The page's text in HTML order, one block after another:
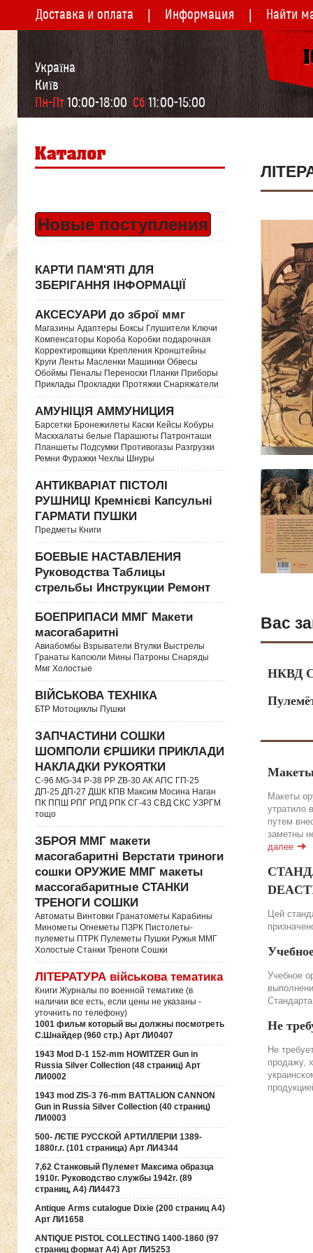
Доставка и оплата Информация Найти
Україна
Київ
Пн-Пт 10:00-18:00 Сб 11:00-15:00
Новые поступления
КАРТИ ПАМ'ЯТІ ДЛЯ
ЗБЕРІГАННЯ ІНФОРМАЦІЇ
АКСЕСУАРИ до зброї ммг
Магазины Адаптеры Боксы Глушители Ключи
Компенсаторы Короба Коробки подарочная
Корректировщики Крепления Кронштейны
Круги Ленты Масленки Машинки Обвесы
Обоймы Пеналы Переноски Планки Приборы
Приклады Прокладки Протяжки Снаряжатели
АМУНІЦІЯ АММУНИЦИЯ
Барсетки Бронежилеты Каски Кейсы Кобуры
Маскхалаты белые Парашюты Патронташи
Планшеты Подсумки Противогазы Разгрузки
Ремни Фуражки Чехлы Шнуры
АНТИКВАРІАТ ПІСТОЛІ
РУШНИЦІ Кремнієві Капсульні
ГАРМАТИ ПУШКИ
Предметы Книги
БОЕВЫЕ НАСТАВЛЕНИЯ
Руководства Таблицы
стрельбы Инструкции Ремонт
БОЕПРИПАСИ ММГ Макети
масогабаритні
Авиабомбы Взрыватели Втулки Выстрелы
Гранаты Капсюли Мины Патроны Снаряды
Ммг Холостые
ВІЙСЬКОВА ТЕХНІКА
БТР Мотоциклы Пушки
ЗАПЧАСТИНИ СОШКИ
ШОМПОЛИ ЄРШИКИ ПРИКЛАДИ
НАКЛАДКИ РУКОЯТКИ
C-96 MG-34 P-38 PP ZB-30 АК АПС ГП-25
ДП-25 ДП-27 ДШК КПВ Максим Мосина Наган
ПК ППШ РПГ РПД РПК СГ-43 СВД CКС УЗРГМ
тощо
ЗБРОЯ ММГ макети
масогабаритні Верстати триноги
сошки ОРУЖИЕ ММГ макеты
массогабаритные СТАНКИ
ТРЕНОГИ СОШКИ
Автоматы Винтовки Гранатометы Карабины
Минометы Огнеметы ПЗРК Пистолеты-
пулеметы ПТРК Пулеметы Пушки Ружья ММГ
Холостые Станки Треноги Сошки
ЛІТЕРАТУРА військова тематика
Книги Журналы по военной тематике (в
наличии все есть, если цены не указаны -
уточнить по телефону)
1001 фильм который вы должны посмотреть
С.Шнайдер (960 стр.) Арт ЛИ0407
1943 Mod D-1 152-mm HOWITZER Gun in
Russia Silver Collection (48 страниц) Арт
ЛИ0002
1943 mod ZIS-3 76-mm BATTALION CANNON
Gun in Russia Silver Collection (40 страниц)
ЛИ0003
500- ЛЄТІЕ РУССКОЙ АРТИЛЛЕРІИ 1389-
1880г.г. (101 страница) Арт ЛИ4344
7,62 Станковый Пулемет Максима образца
1910г. Руководство службы 1942г. (89
страниц, А4) ЛИ4473
Antique Arms cutalogue Dixie (200 страниц А4)
Арт ЛИ1658
ANTIQUE PISTOL COLLECTING 1400-1860 (97
страниц формат А4) Арт ЛИ5253
Вас
НКВД
Макеты
Макеты
утратило
путем
заметны
далее
Цей
Учебное
Не
Не
продажу,